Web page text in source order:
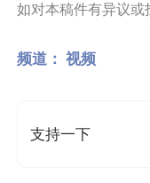
如对本稿件有异议或
频道： 视频
支持一下